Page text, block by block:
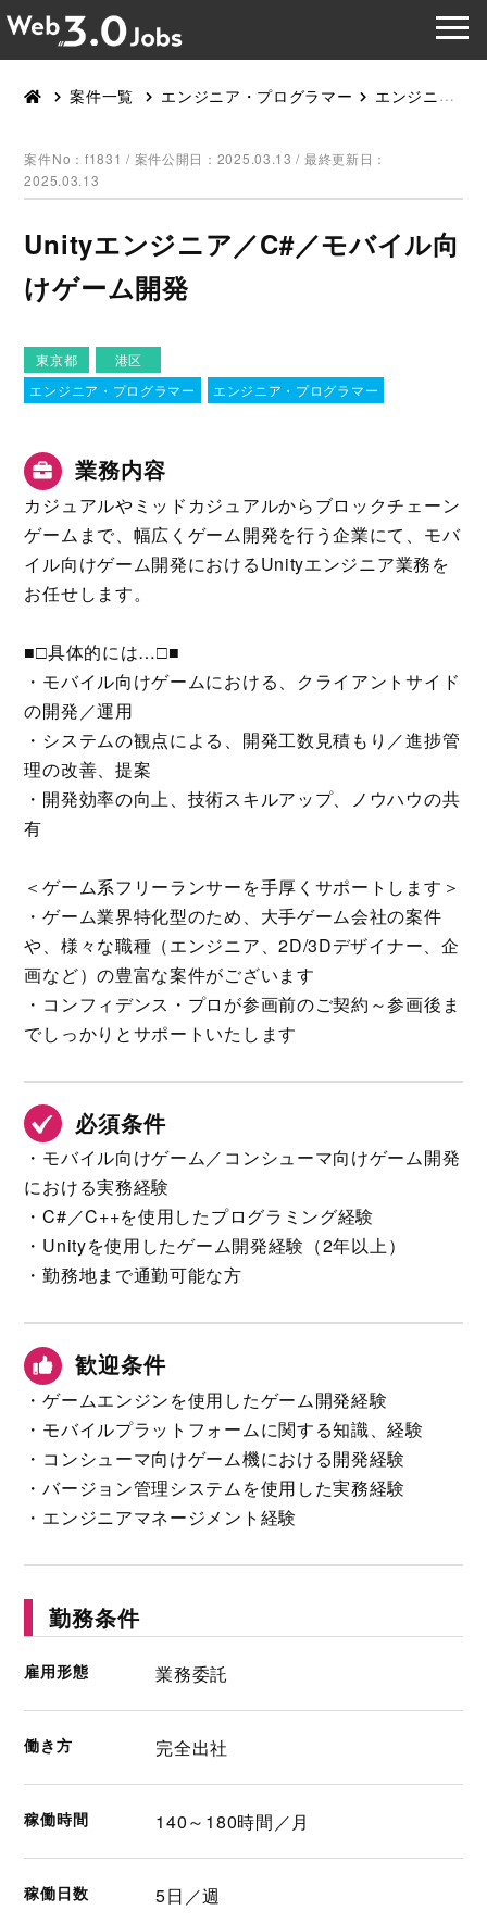
案件一覧 エンジニア・プログラマー エンジニア・プログラマー
案件No：f1831 / 案件公開日：2025.03.13 / 最終更新日：
2025.03.13
Unityエンジニア／C#／モバイル向
けゲーム開発
東京都
港区
エンジニア・プログラマー
エンジニア・プログラマー
業務内容
カジュアルやミッドカジュアルからブロックチェーン
ゲームまで、幅広くゲーム開発を行う企業にて、モバ
イル向けゲーム開発におけるUnityエンジニア業務を
お任せします。
■□具体的には…□■
・モバイル向けゲームにおける、クライアントサイド
の開発／運用
・システムの観点による、開発工数見積もり／進捗管
理の改善、提案
・開発効率の向上、技術スキルアップ、ノウハウの共
有
＜ゲーム系フリーランサーを手厚くサポートします＞
・ゲーム業界特化型のため、大手ゲーム会社の案件
や、様々な職種（エンジニア、2D/3Dデザイナー、企
画など）の豊富な案件がございます
・コンフィデンス・プロが参画前のご契約～参画後ま
でしっかりとサポートいたします
必須条件
・モバイル向けゲーム／コンシューマ向けゲーム開発
における実務経験
・C#／C++を使用したプログラミング経験
・Unityを使用したゲーム開発経験（2年以上）
・勤務地まで通勤可能な方
歓迎条件
・ゲームエンジンを使用したゲーム開発経験
・モバイルプラットフォームに関する知識、経験
・コンシューマ向けゲーム機における開発経験
・バージョン管理システムを使用した実務経験
・エンジニアマネージメント経験
勤務条件
雇用形態 業務委託
働き方 完全出社
稼働時間 140～180時間／月
稼働日数 5日／週